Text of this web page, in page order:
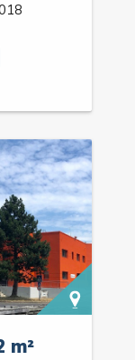
m²